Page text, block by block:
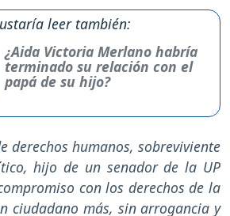
leer también:
¿Aida Victoria Merlano habría
terminado su relación con el
papá de su hijo?
derechos humanos, sobreviviente
hijo de un senador de la UP
con los derechos de la
ciudadano más, sin arrogancia y